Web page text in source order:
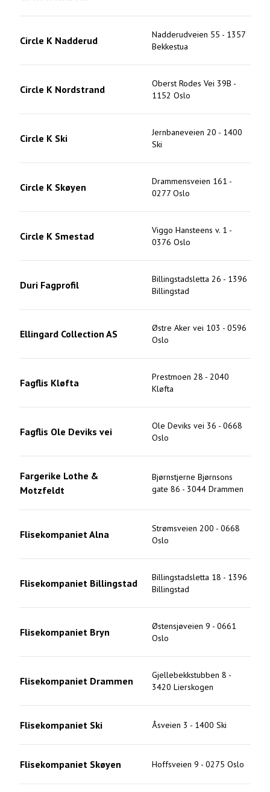
Circle K Nadderud Nadderudveien 55 - 1357
Bekkestua
Circle K Nordstrand Oberst Rodes Vei 39B -
1152 Oslo
Circle K Ski Jernbaneveien 20 - 1400
Ski
Circle K Skøyen Drammensveien 161 -
0277 Oslo
Circle K Smestad Viggo Hansteens v. 1 -
0376 Oslo
Duri Fagprofil Billingstadsletta 26 - 1396
Billingstad
Ellingard Collection AS Østre Aker vei 103 - 0596
Oslo
Fagflis Kløfta Prestmoen 28 - 2040
Kløfta
Fagflis Ole Deviks vei Ole Deviks vei 36 - 0668
Oslo
Fargerike Lothe &
Motzfeldt
Bjørnstjerne Bjørnsons
gate 86 - 3044 Drammen
Flisekompaniet Alna Strømsveien 200 - 0668
Oslo
Flisekompaniet Billingstad Billingstadsletta 18 - 1396
Billingstad
Flisekompaniet Bryn Østensjøveien 9 - 0661
Oslo
Flisekompaniet Drammen Gjellebekkstubben 8 -
3420 Lierskogen
Flisekompaniet Ski Åsveien 3 - 1400 Ski
Flisekompaniet Skøyen Hoffsveien 9 - 0275 Oslo